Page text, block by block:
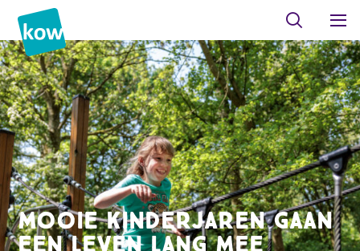
Mooie kinderjaren gaan
een leven lang mee